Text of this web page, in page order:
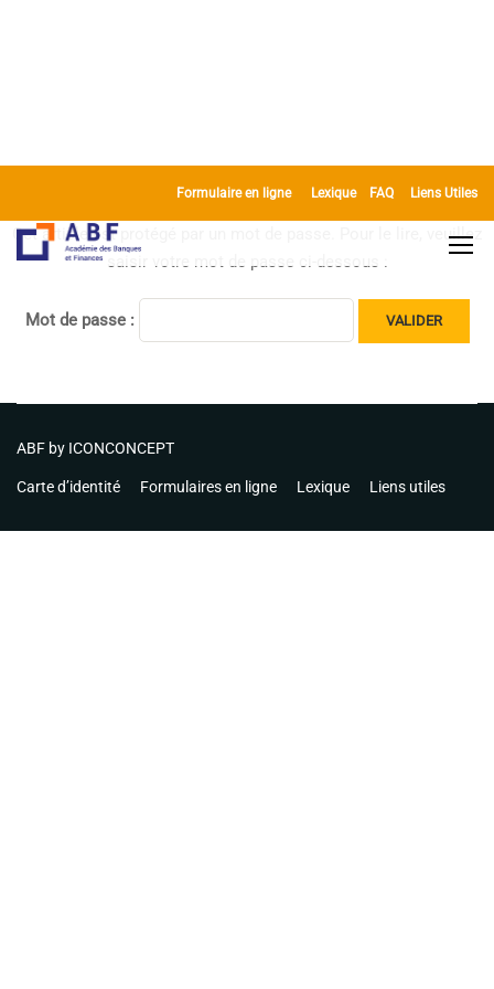
Formulaire en ligne Lexique FAQ Liens Utiles
Cet article est protégé par un mot de passe. Pour le lire, veuillez
saisir votre mot de passe ci-dessous :
Mot de passe :
ABF by ICONCONCEPT
Carte d’identité Formulaires en ligne Lexique Liens utiles